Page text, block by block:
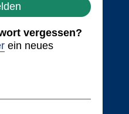
vergessen?
ein neues